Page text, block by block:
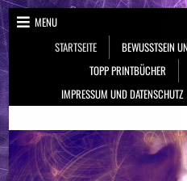
Skip
to
content
MENU
STARTSEITE
BEWUSSTSEIN
TOPP PRINTBÜCHER
IMPRESSUM UND DATENSCHUTZ
NeueSpiritualität.de